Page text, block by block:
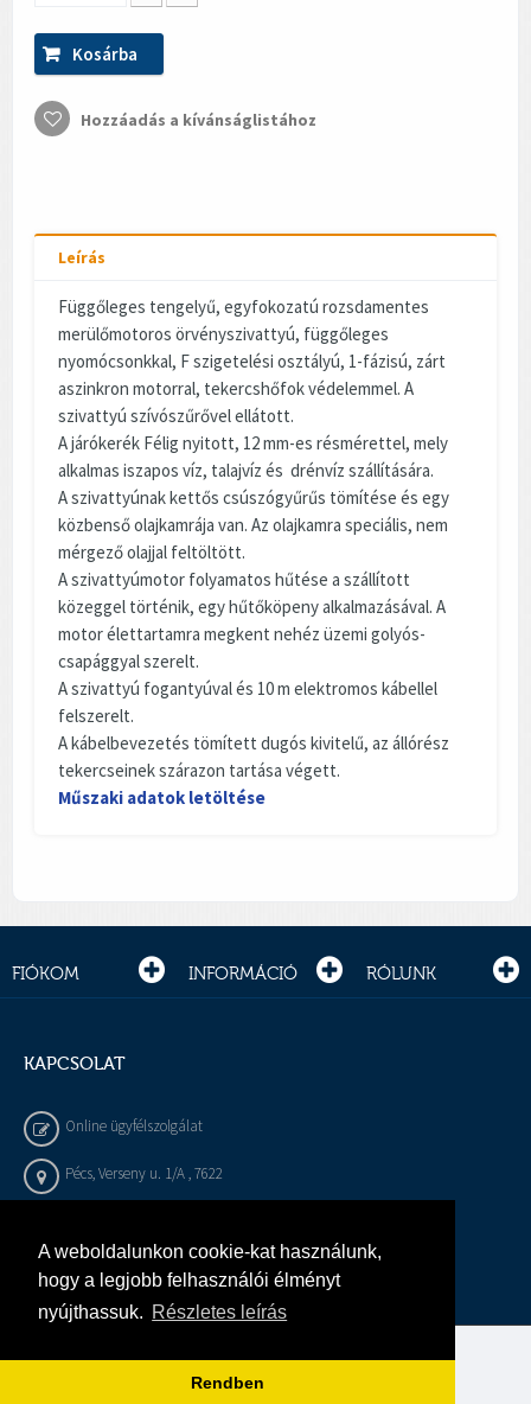
A weboldalunkon cookie-kat használunk,
hogy a legjobb felhasználói élményt
nyújthassuk. Részletes leírás
Rendben
Kosárba
Hozzáadás a kívánságlistához
Leírás
Függőleges tengelyű, egyfokozatú rozsdamentes
merülőmotoros örvényszivattyú, függőleges
nyomócsonkkal, F szigetelési osztályú, 1-fázisú, zárt
aszinkron motorral, tekercshőfok védelemmel. A
szivattyú szívószűrővel ellátott.
A járókerék Félig nyitott, 12 mm-es résmérettel, mely
alkalmas iszapos víz, talajvíz és drénvíz szállítására.
A szivattyúnak kettős csúszógyűrűs tömítése és egy
közbenső olajkamrája van. Az olajkamra speciális, nem
mérgező olajjal feltöltött.
A szivattyúmotor folyamatos hűtése a szállított
közeggel történik, egy hűtőköpeny alkalmazásával. A
motor élettartamra megkent nehéz üzemi golyós-
csapággyal szerelt.
A szivattyú fogantyúval és 10 m elektromos kábellel
felszerelt.
A kábelbevezetés tömített dugós kivitelű, az állórész
tekercseinek szárazon tartása végett.
Műszaki adatok letöltése
FIÓKOM INFORMÁCIÓ RÓLUNK
KAPCSOLAT
Online ügyfélszolgálat
Pécs, Verseny u. 1/A , 7622
info@gepeszbolt.hu
Árukereső, a hiteles vásárlási kalauz
Murányi Épületgépészet Kft.